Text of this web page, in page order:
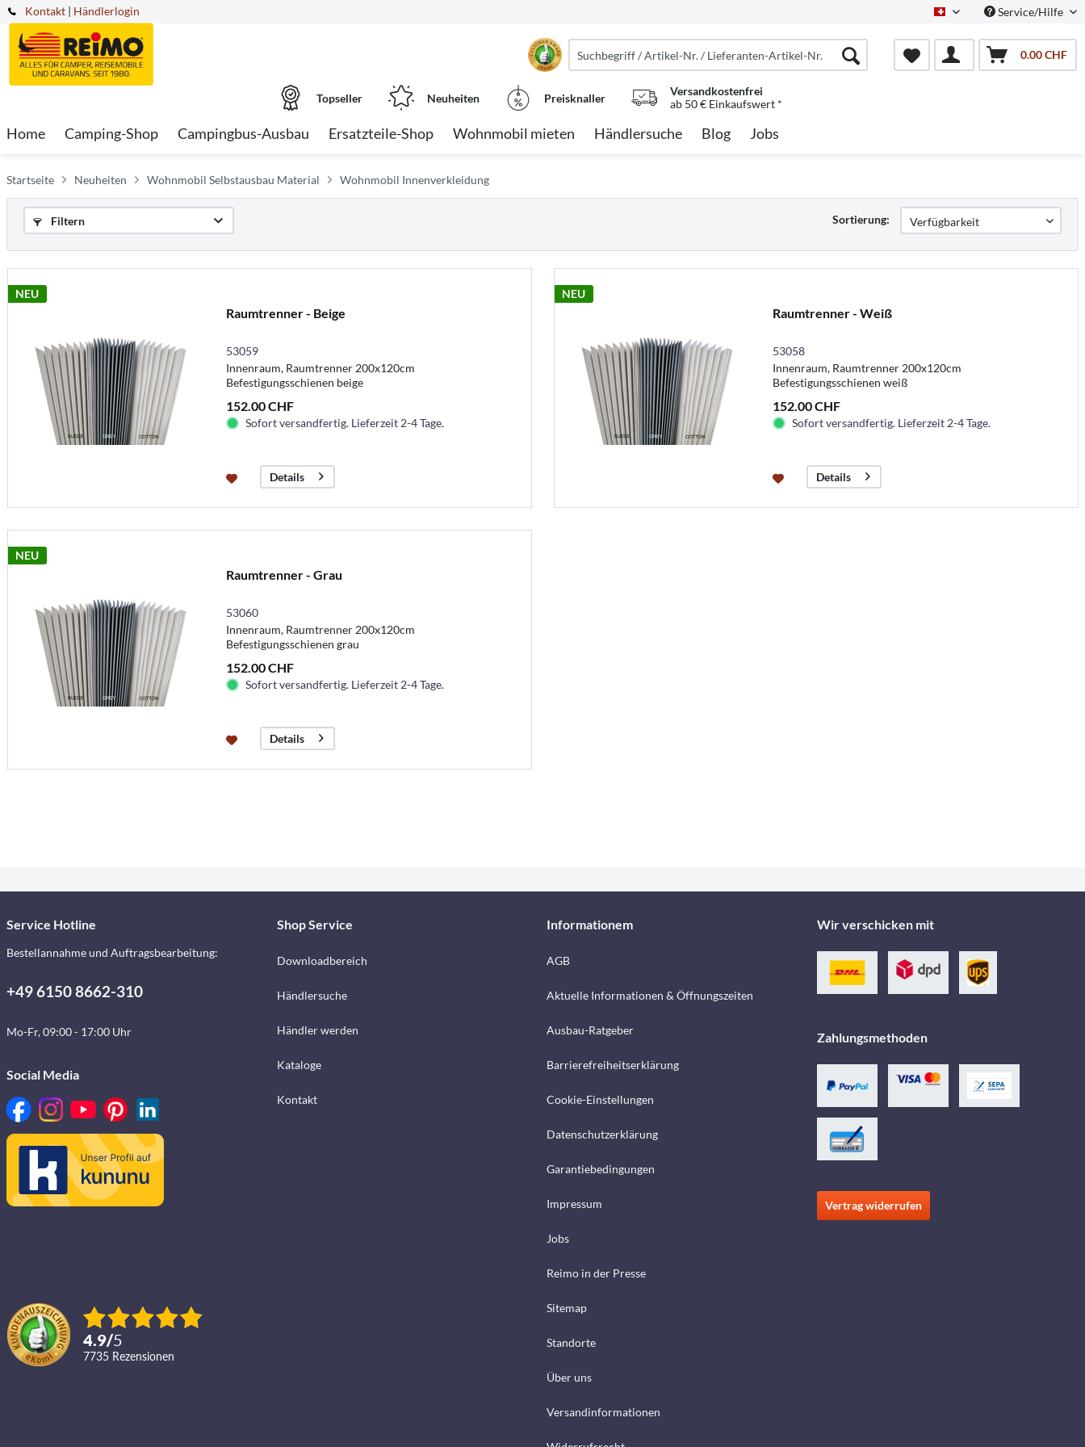
Kontakt Schweiz/DeutschService/Hilfe
| Händlerlogin
0.00 CHF
Topseller Neuheiten Preisknaller
Versandkostenfrei
ab 50 € Einkaufswert *
Home Camping-Shop Campingbus-Ausbau Ersatzteile-Shop Wohnmobil mieten Händlersuche Blog Jobs
Startseite Neuheiten Wohnmobil Selbstausbau Material Wohnmobil Innenverkleidung
Filtern Sortierung:
NEU
Raumtrenner - Beige
53059
Innenraum, Raumtrenner 200x120cm
Befestigungsschienen beige
152.00 CHF
Sofort versandfertig. Lieferzeit 2-4 Tage.
Details
NEU
Raumtrenner - Weiß
53058
Innenraum, Raumtrenner 200x120cm
Befestigungsschienen weiß
152.00 CHF
Sofort versandfertig. Lieferzeit 2-4 Tage.
Details
NEU
Raumtrenner - Grau
53060
Innenraum, Raumtrenner 200x120cm
Befestigungsschienen grau
152.00 CHF
Sofort versandfertig. Lieferzeit 2-4 Tage.
Details
Service Hotline
Bestellannahme und Auftragsbearbeitung:
+49 6150 8662-310
Mo-Fr, 09:00 - 17:00 Uhr
Social Media
4.9/5
7735 Rezensionen
Shop Service
Downloadbereich
Händlersuche
Händler werden
Kataloge
Kontakt
Informationem
AGB
Aktuelle Informationen & Öffnungszeiten
Ausbau-Ratgeber
Barrierefreiheitserklärung
Cookie-Einstellungen
Datenschutzerklärung
Garantiebedingungen
Impressum
Jobs
Reimo in der Presse
Sitemap
Standorte
Über uns
Versandinformationen
Wir verschicken mit
Zahlungsmethoden
Vertrag widerrufen